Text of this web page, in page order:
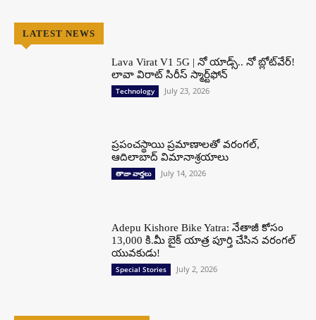
LATEST NEWS
Lava Virat V1 5G | నో యాడ్స్.. నో బ్లోట్‌వేర్!
లావా విరాట్ సిరీస్ స్మార్ట్‌ఫోన్​
Technology July 23, 2026
ప్రపంచస్థాయి ప్రమాణాలతో వరంగల్,
ఆదిలాబాద్ విమానాశ్రయాలు
తాజా వార్తలు July 14, 2026
Adepu Kishore Bike Yatra: నేతాజీ కోసం
13,000 కి.మీ బైక్ యాత్ర పూర్తి చేసిన వరంగల్
యువకుడు!
Special Stories July 2, 2026